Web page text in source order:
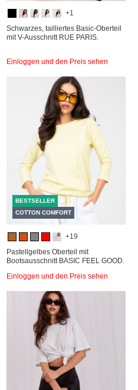
+1
Schwarzes, tailliertes Basic-Oberteil
mit V-Ausschnitt RUE PARIS.
Einloggen und den Preis sehen
BESTSELLER
COTTON COMFORT
+19
Pastellgelbes Oberteil mit
Bootsausschnitt BASIC FEEL GOOD.
Einloggen und den Preis sehen